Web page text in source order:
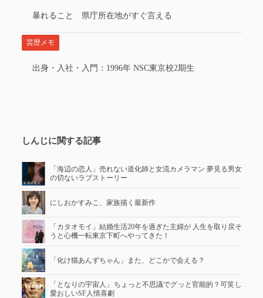
暴れること 県庁所在地がすぐ言える
芸歴メモ
出身・入社・入門：1996年 NSC東京校2期生
しんじに関する記事
「海辺の恋人」売れない道化師と女流カメラマン 夢見る男女
の切ないラブストーリー
にしおかすみこ、家族描く最新作
「カタオモイ」結婚生活20年を過ぎた主婦が 人生を取り戻そ
うと心機一転東京下町へやってきた！
「化け猫あんずちゃん」また、どこかで会える？
「となりの宇宙人」ちょっと不思議でグッと官能的？可笑し
愛おしいSF人情喜劇